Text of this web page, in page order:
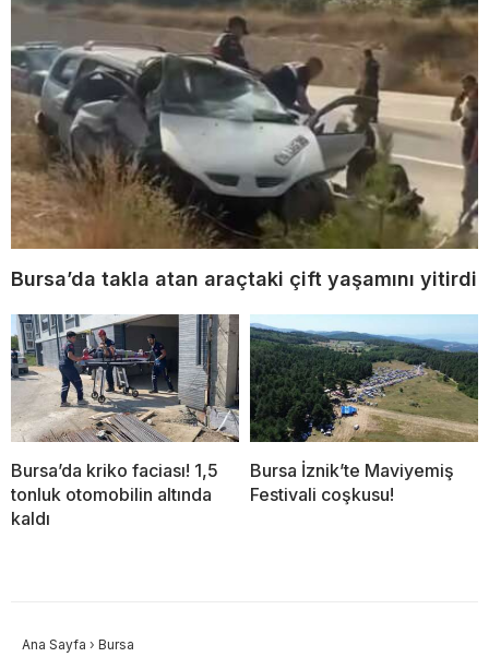
Bursa’da takla atan araçtaki çift yaşamını yitirdi
Bursa’da kriko faciası! 1,5
tonluk otomobilin altında
kaldı
Bursa İznik’te Maviyemiş
Festivali coşkusu!
Ana Sayfa › Bursa